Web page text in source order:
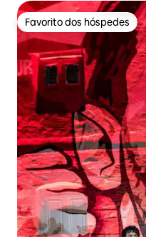
Favorito dos hóspedes
Favorito dos hóspedes